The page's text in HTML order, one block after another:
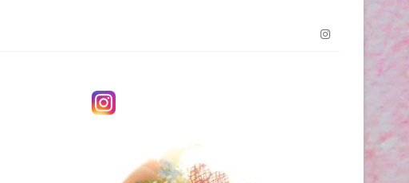
Instagram